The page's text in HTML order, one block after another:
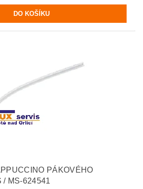
PÁKOVÉHO
/ MS-624541